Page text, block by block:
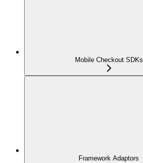
Mobile Checkout SDKs
Framework Adaptors